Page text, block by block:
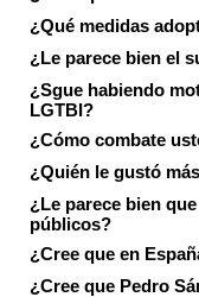
¿Qué medidas
¿Le parece bien el
¿Sgue habiendo
LGTBI?
¿Cómo combate
¿Quién le gustó
¿Le parece bien
públicos?
¿Cree que en
¿Cree que Pedro